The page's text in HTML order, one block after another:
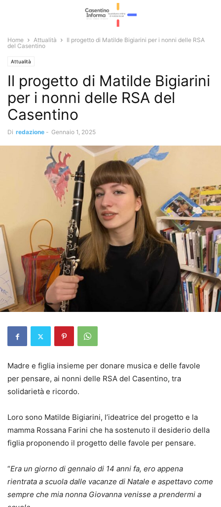
Home Attualità
Il progetto di Matilde Bigiarini per i nonni delle RSA
del Casentino
Attualità
Il progetto di Matilde Bigiarini
per i nonni delle RSA del
Casentino
Di redazione - Gennaio 1, 2025
Madre e figlia insieme per donare musica e delle favole
per pensare, ai nonni delle RSA del Casentino, tra
solidarietà e ricordo.
Loro sono Matilde Bigiarini, l’ideatrice del progetto e la
mamma Rossana Farini che ha sostenuto il desiderio della
figlia proponendo il progetto delle favole per pensare.
“Era un giorno di gennaio di 14 anni fa, ero appena
rientrata a scuola dalle vacanze di Natale e aspettavo come
sempre che mia nonna Giovanna venisse a prendermi a